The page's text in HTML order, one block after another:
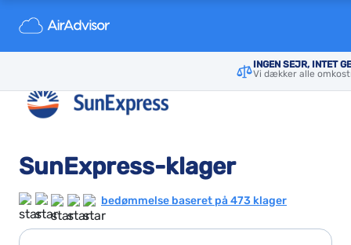
INGEN SEJR, INTET
Vi dækker alle
SunExpress-klager
bedømmelse baseret på 473 klager